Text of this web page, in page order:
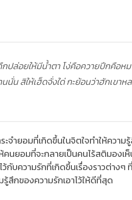
ล่อยให้มีน้ำตา โง่คือควายปึกคือห
น สิให้เฮ็ดจั่งใด่ กะย้อนว่าฮักเขาห
จำยอมที่เกิดขึ้นในจิตใจทำให้ความ
นยอมที่จะกลายเป็นคนไร้สติมองเ
กับความรักที่เกิดขึ้นเรื่องราวต่างๆ
สึกของความรักเอาไว้ให้ดีที่สุด